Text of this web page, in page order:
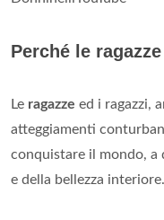
Perché le
Le ragazze ed i ragazzi,
atteggiamenti
conquistare il mondo, a
e della bellezza interiore.